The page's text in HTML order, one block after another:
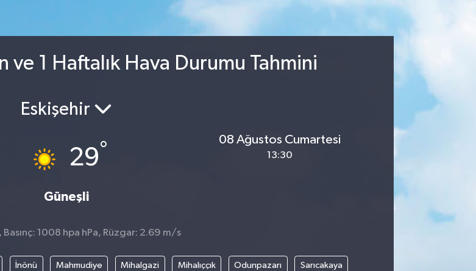
ve 1 Haftalık Hava Durumu Tahmini
Eskişehir
29°
Güneşli
08 Ağustos Cumartesi
13:30
Basınç: 1008 hpa hPa, Rüzgar: 2.69 m/s
İnönü Mahmudiye Mihalgazi Mihalıççık Odunpazarı Sarıcakaya